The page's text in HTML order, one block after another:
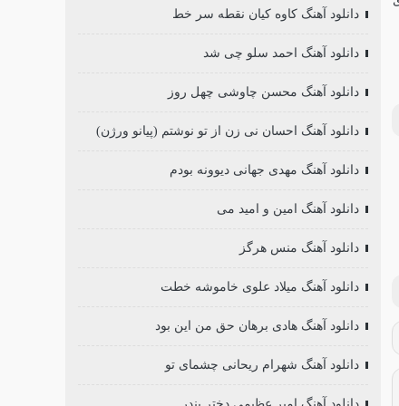
دانلود آهنگ کاوه کیان نقطه سر خط
دانلود آهنگ احمد سلو چی شد
دانلود آهنگ محسن چاوشی چهل روز
دانلود آهنگ احسان نی زن از تو نوشتم (پیانو ورژن)
دانلود آهنگ مهدی جهانی دیوونه بودم
دانلود آهنگ امین و امید می
دانلود آهنگ منس هرگز
دانلود آهنگ میلاد علوی خاموشه خطت
دانلود آهنگ هادی برهان حق من این بود
دانلود آهنگ شهرام ریحانی چشمای تو